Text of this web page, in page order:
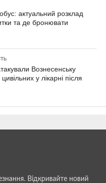
актуальний розклад
та де бронювати
Вознесенську
у лікарні після
Відкривайте новий